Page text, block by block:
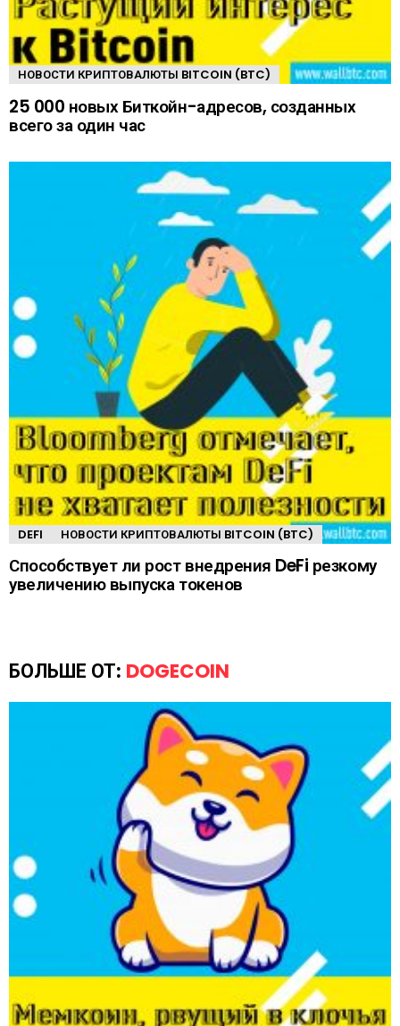
НОВОСТИ КРИПТОВАЛЮТЫ BITCOIN (BTC)
25 000 новых Биткойн-адресов, созданных
всего за один час
DEFI НОВОСТИ КРИПТОВАЛЮТЫ BITCOIN (BTC)
Способствует ли рост внедрения DeFi резкому
увеличению выпуска токенов
БОЛЬШЕ ОТ: DOGECOIN